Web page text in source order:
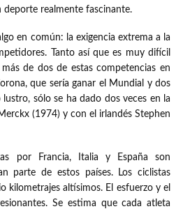
deporte realmente fascinante.
en común: la exigencia extrema a la
Tanto así que es muy difícil
de dos de estas competencias en
que sería ganar el Mundial y dos
sólo se ha dado dos veces en la
(1974) y con el irlandés Stephen
por Francia, Italia y España son
parte de estos países. Los ciclistas
kilometrajes altísimos. El esfuerzo y el
Se estima que cada atleta